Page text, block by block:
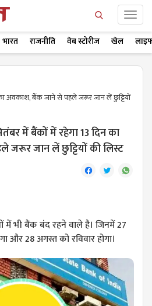
भारत राजनीति वेब स्टोरीज खेल
अवकाश, बैंक जाने से पहले जरूर जान लें छुट्टियों
में बैंकों में रहेगा 13 दिन का
जान लें छुट्टियों की लिस्ट
में भी बैंक बंद रहने वाले है। जिनमें 27
और 28 अगस्त को रविवार होगा।